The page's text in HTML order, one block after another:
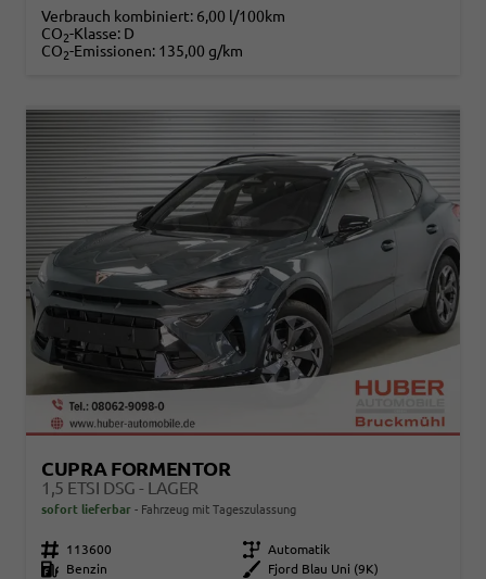
Verbrauch kombiniert: 6,00 l/100km
CO2-Klasse: D
CO2-Emissionen: 135,00 g/km
CUPRA FORMENTOR
1,5 ETSI DSG - LAGER
sofort lieferbar Fahrzeug mit Tageszulassung
Fahrzeugnr. 113600 Getriebe Automatik
Kraftstoff
Benzin Außenfarbe
Fjord Blau Uni (9K)